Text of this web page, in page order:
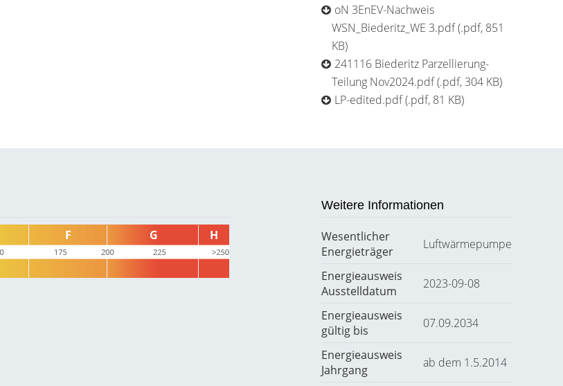
oN 3EnEV-Nachweis
WSN_Biederitz_WE 3.pdf (.pdf, 851
KB)
241116 Biederitz Parzellierung-
Teilung Nov2024.pdf (.pdf, 304 KB)
LP-edited.pdf (.pdf, 81 KB)
Weitere Informationen
Wesentlicher
Energieträger
Luftwärmepumpe
Energieausweis
Ausstelldatum
2023-09-08
Energieausweis
gültig bis
07.09.2034
Energieausweis
Jahrgang
ab dem 1.5.2014